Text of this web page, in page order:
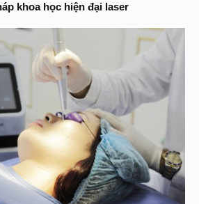
khoa học hiện đại laser